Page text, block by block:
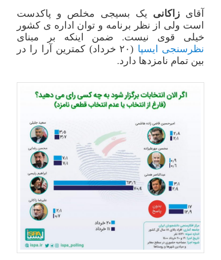
آقایزاکانی یک بسیجی مخلص و پاکدست
است ولی از نظر برنامه و توان اداره ی کشور
خیلی قوی نیست. ضمن اینکه بر مبنای
نظرسنجی ایسپا
(۲۰ خرداد) کمترین آرا را در
بین تمام نامزدها دارد.